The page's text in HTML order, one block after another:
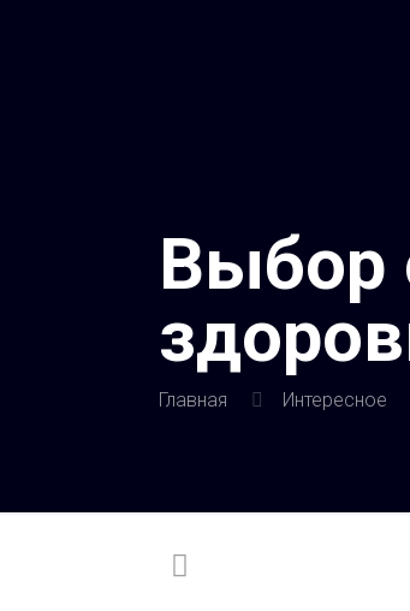
Выбор
Главная Интересное